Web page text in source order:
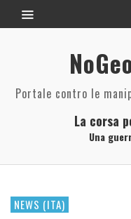
Portale contro le
La corsa
Una
NEWS (ITA)